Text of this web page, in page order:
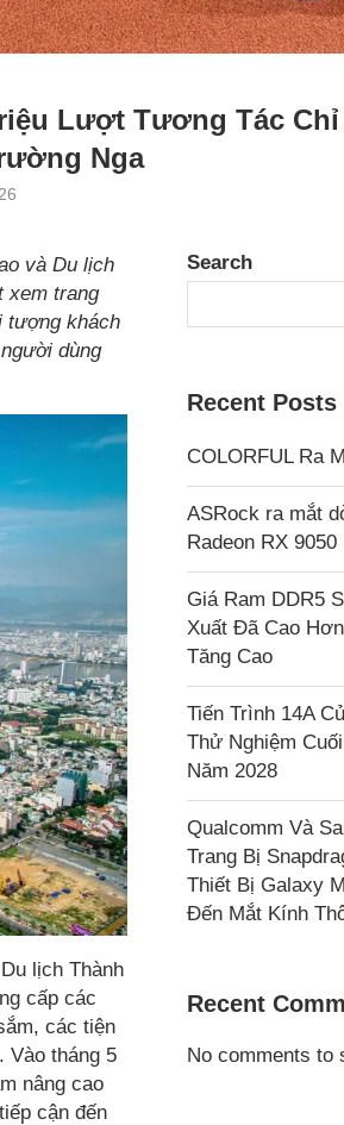
Lượt Tương Tác Chỉ
Nga
và Du lịch
xem trang
tượng khách
dùng
lịch Thành
cấp các
các tiện
Vào tháng 5
nâng cao
cận đến
Search
Recent Posts
COLORFUL Ra
ASRock ra mắt
Radeon RX 9050
Giá Ram DDR5
Xuất Đã Cao
Tăng Cao
Tiến Trình 14A
Thử Nghiệm
Năm 2028
Qualcomm Và
Trang Bị
Thiết Bị Galaxy
Đến Mắt Kính
Recent
No comments to